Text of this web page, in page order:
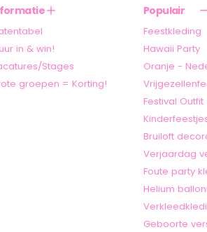
in & win!
Stages
groepen = Korting!
Populair
Feestkleding
Hawaii Party
Oranje -
Festival Outfit
Bruiloft
Verjaardag
Foute party
Helium
Geboorte